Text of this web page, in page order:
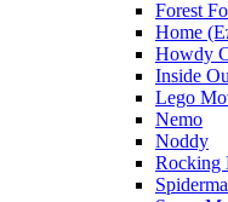
Forest
Home
Howdy
Inside
Lego
Nemo
Noddy
Rocking